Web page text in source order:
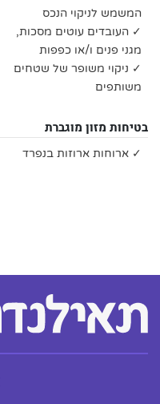
המשמש לניקוי הנכס
✓ העובדים עוטים מסכות,
מגני פנים ו/או כפפות
✓ ניקוי משופר של שטחים
משותפים
בטיחות מזון מוגברת
✓ ארוחות ארוזות בנפרד